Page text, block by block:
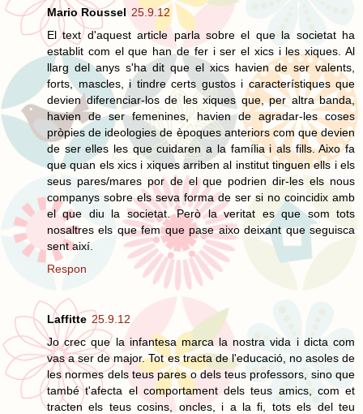
Mario Roussel 25.9.12
El text d'aquest article parla sobre el que la societat ha
establit com el que han de fer i ser el xics i les xiques. Al
llarg del anys s'ha dit que el xics havien de ser valents,
forts, mascles, i tindre certs gustos i característiques que
devien diferenciar-los de les xiques que, per altra banda,
havien de ser femenines, havien de agradar-les coses
pròpies de ideologies de èpoques anteriors com que devien
de ser elles les que cuidaren a la família i als fills. Aixo fa
que quan els xics i xiques arriben al institut tinguen ells i els
seus pares/mares por de el que podrien dir-les els nous
companys sobre els seva forma de ser si no coincidix amb
el que diu la societat. Però la veritat es que som tots
nosaltres els que fem que pase aixo deixant que seguisca
sent així.
Respon
Laffitte 25.9.12
Jo crec que la infantesa marca la nostra vida i dicta com
vas a ser de major. Tot es tracta de l'educació, no asoles de
les normes dels teus pares o dels teus professors, sino que
també t'afecta el comportament dels teus amics, com et
tracten els teus cosins, oncles, i a la fi, tots els del teu